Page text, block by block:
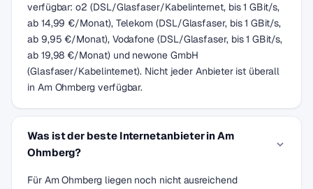
verfügbar: o2 (DSL/Glasfaser/Kabelinternet, bis 1 GBit/s,
ab 14,99 €/Monat), Telekom (DSL/Glasfaser, bis 1 GBit/s,
ab 9,95 €/Monat), Vodafone (DSL/Glasfaser, bis 1 GBit/s,
ab 19,98 €/Monat) und newone GmbH
(Glasfaser/Kabelinternet). Nicht jeder Anbieter ist überall
in Am Ohmberg verfügbar.
Was ist der beste Internetanbieter in Am
Ohmberg?
Für Am Ohmberg liegen noch nicht ausreichend